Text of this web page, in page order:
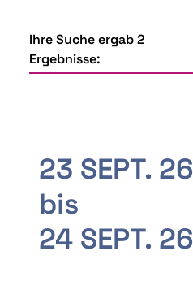
Ihre Suche ergab 2
Ergebnisse:
23 SEPT. 26
bis
24 SEPT. 26